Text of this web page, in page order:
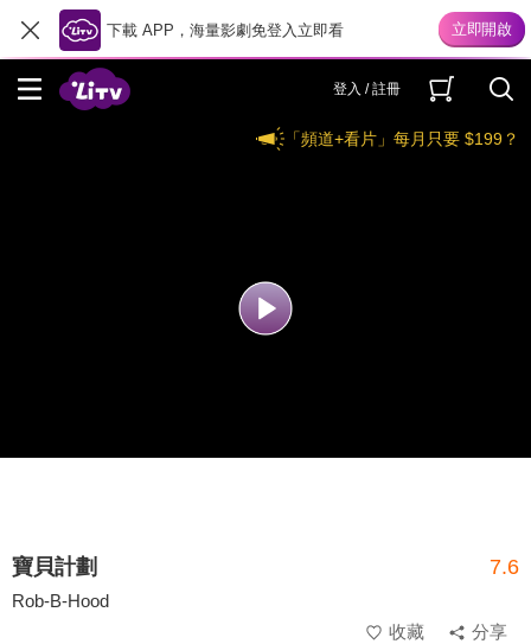
下載 APP，海量影劇免登入立即看
登入 / 註冊
「頻道+看片」每月只要 $199？
寶貝計劃 7.6
Rob-B-Hood
收藏
分享